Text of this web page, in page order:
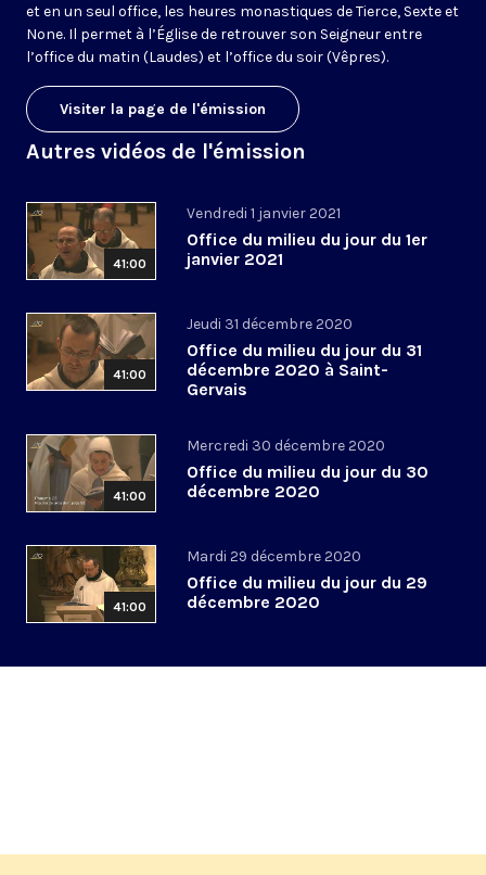
et en un seul office, les heures monastiques de Tierce, Sexte et
None. Il permet à l’Église de retrouver son Seigneur entre
l’office du matin (Laudes) et l’office du soir (Vêpres).
Visiter la page de l'émission
Autres vidéos de l'émission
41:00
Vendredi 1 janvier 2021
Office du milieu du jour du 1er
janvier 2021
41:00
Jeudi 31 décembre 2020
Office du milieu du jour du 31
décembre 2020 à Saint-
Gervais
41:00
Mercredi 30 décembre 2020
Office du milieu du jour du 30
décembre 2020
41:00
Mardi 29 décembre 2020
Office du milieu du jour du 29
décembre 2020